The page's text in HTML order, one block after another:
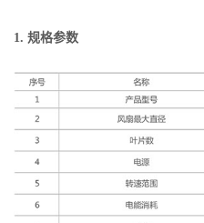
1. 规格参数